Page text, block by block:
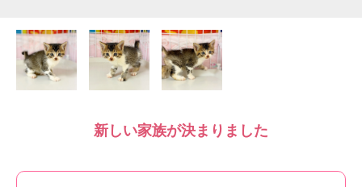
新しい家族が決まりました